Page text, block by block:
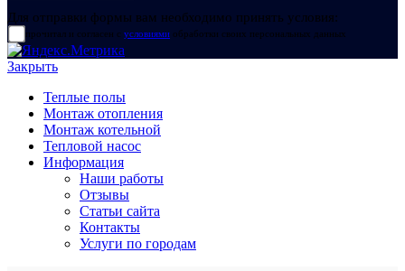
Для отправки формы вам необходимо принять условия:
прочитал и согласен с условиями обработки своих персональных данных
Закрыть
Теплые полы
Монтаж отопления
Монтаж котельной
Тепловой насос
Информация
Наши работы
Отзывы
Статьи сайта
Контакты
Услуги по городам